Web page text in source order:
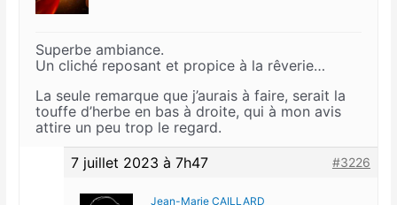
Superbe ambiance.
Un cliché reposant et propice à la rêverie…
La seule remarque que j’aurais à faire, serait la
touffe d’herbe en bas à droite, qui à mon avis
attire un peu trop le regard.
7 juillet 2023 à 7h47
#3226
Jean-Marie CAILLARD